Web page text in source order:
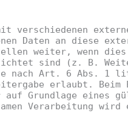
verschiedenen
Daten an diese
weiter, wenn
sind (z. B.
nach Art. 6 Abs. 1 lit.
erlaubt.
auf Grundlage eines
Verarbeitung wird